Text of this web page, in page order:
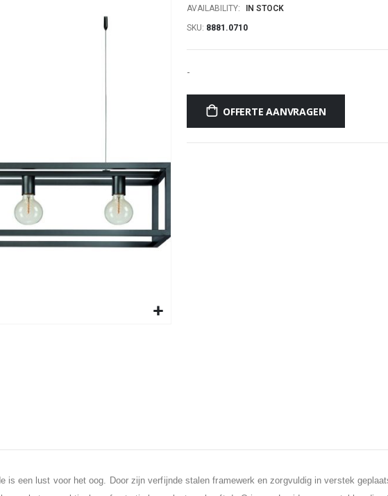
AVAILABILITY:
IN STOCK
SKU 8881.0710
-
OFFERTE AANVRAGEN
is een lust voor het oog. Door zijn verfijnde stalen framewerk en zorgvuldig in verstek